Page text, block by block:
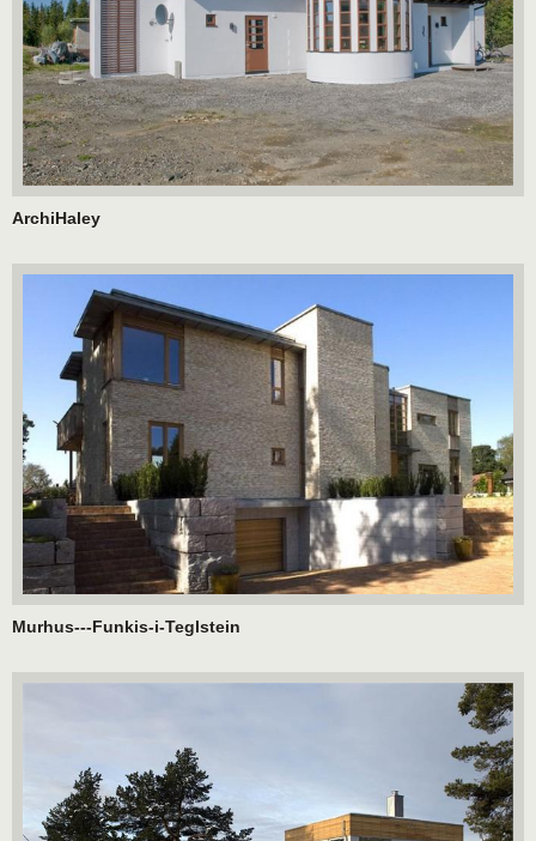
ArchiHaley
Murhus---Funkis-i-Teglstein